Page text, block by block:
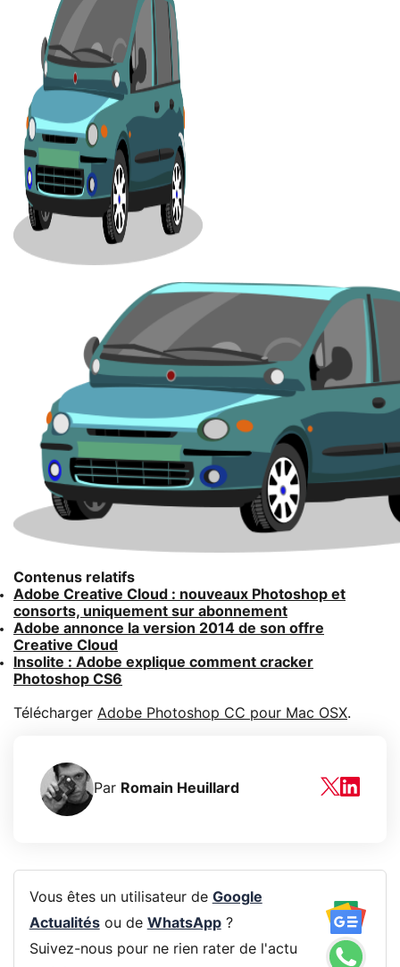
Contenus relatifs
Adobe Creative Cloud : nouveaux Photoshop et
consorts, uniquement sur abonnement
Adobe annonce la version 2014 de son offre
Creative Cloud
Insolite : Adobe explique comment cracker
Photoshop CS6
Télécharger Adobe Photoshop CC pour Mac OSX.
Par Romain Heuillard
Vous êtes un utilisateur de Google
Actualitésou de WhatsApp?
Suivez-nous pour ne rien rater de l'actu